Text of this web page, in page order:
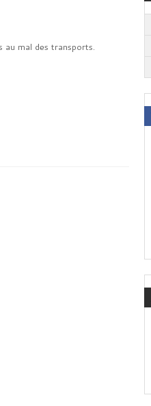
au mal des transports.